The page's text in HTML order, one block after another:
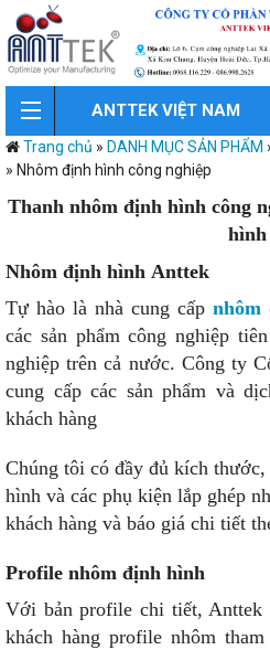
ANTTEK VIỆT NAM
Trang chủ » DANH MỤC SẢN PHẨM
» Nhôm định hình công nghiệp
Thanh nhôm định hình công
hình
Nhôm định hình Anttek
Tự hào là nhà cung cấp nhôm
các sản phẩm công nghiệp
nghiệp trên cả nước. Công ty
cung cấp các sản phẩm và
khách hàng
Chúng tôi có đầy đủ kích
hình và các phụ kiện lắp ghép
khách hàng và báo giá chi tiết
Profile nhôm định hình
Với bản profile chi tiết,
khách hàng profile nhôm